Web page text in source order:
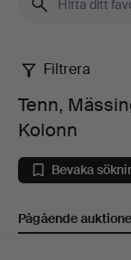
Tenn,
Mässing
&
Koppar
Filtrera
Tenn,
Kolonn
Bevaka
Pågående